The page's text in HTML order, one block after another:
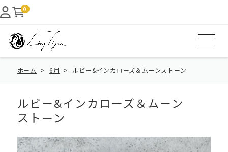
0
ホーム 6月 ルビー&インカローズ＆ムーンストーン
ルビー&インカローズ＆ムーン
ストーン